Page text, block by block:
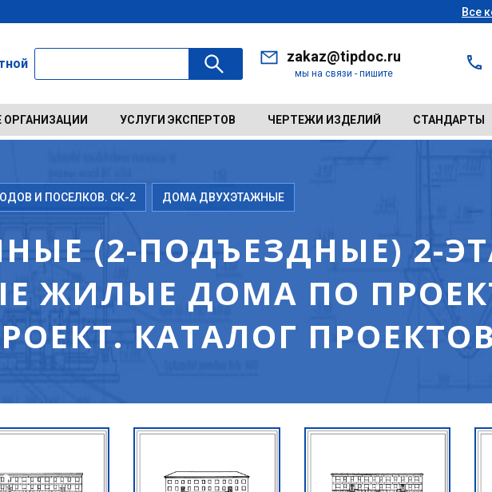
Все
zakaz@tipdoc.ru
мы на связи - пишите
ОРГАНИЗАЦИИ УСЛУГИ ЭКСПЕРТОВ ЧЕРТЕЖИ ИЗДЕЛИЙ СТАНДАРТЫ
И ПОСЕЛКОВ. СК-2 ДОМА ДВУХЭТАЖНЫЕ
(2-ПОДЪЕЗДНЫЕ) 2-
ЖИЛЫЕ ДОМА ПО
КАТАЛОГ ПРОЕКТОВ